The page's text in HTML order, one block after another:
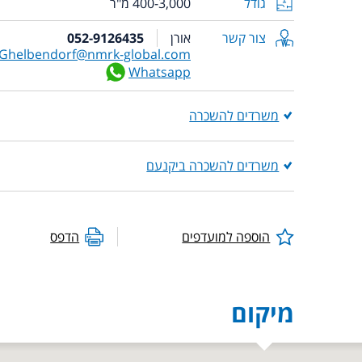
צור קשר
אורן
052-9126435
global.com
Whatsapp
משרדים להשכרה
משרדים להשכרה ביקנעם
הוספה למועדפים הדפס
מיקום